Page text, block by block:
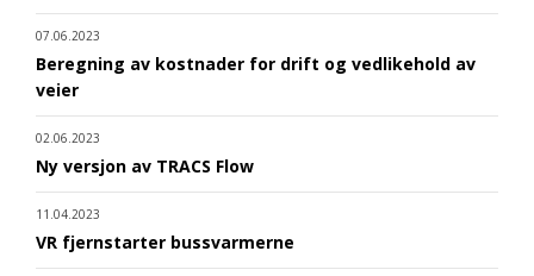
07.06.2023
Beregning av kostnader for drift og vedlikehold av
veier
02.06.2023
Ny versjon av TRACS Flow
11.04.2023
VR fjernstarter bussvarmerne